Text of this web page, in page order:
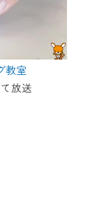
教室
放送